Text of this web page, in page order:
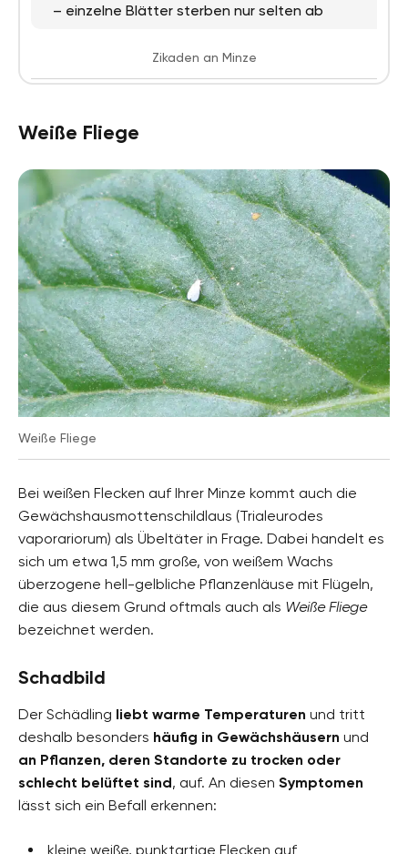
– einzelne Blätter sterben nur selten ab
Zikaden an Minze
Weiße Fliege
Weiße Fliege
Bei weißen Flecken auf Ihrer Minze kommt auch die
Gewächshausmottenschildlaus (Trialeurodes
vaporariorum) als Übeltäter in Frage. Dabei handelt es
sich um etwa 1,5 mm große, von weißem Wachs
überzogene hell-gelbliche Pflanzenläuse mit Flügeln,
die aus diesem Grund oftmals auch als Weiße Fliege
bezeichnet werden.
Schadbild
Der Schädling liebt warme Temperaturen und tritt
deshalb besonders häufig in Gewächshäusern und
an Pflanzen, deren Standorte zu trocken oder
schlecht belüftet sind, auf. An diesen Symptomen
lässt sich ein Befall erkennen:
kleine weiße, punktartige Flecken auf